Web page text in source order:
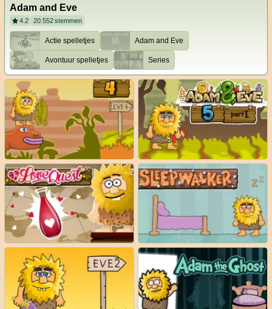
Adam and Eve
4.2 20.552stemmen
Actie spelletjes Adam and Eve
Avontuur spelletjes Series